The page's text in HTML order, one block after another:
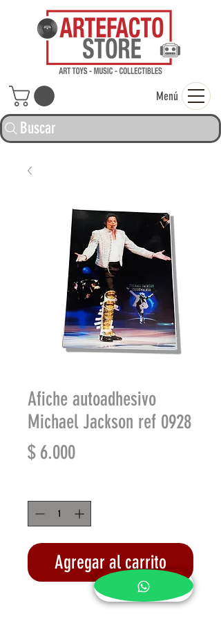
Buscar
Menú
Afiche autoadhesivo
Michael Jackson ref 0928
$ 6.000Precio
Agregar al carrito
Realizar compra